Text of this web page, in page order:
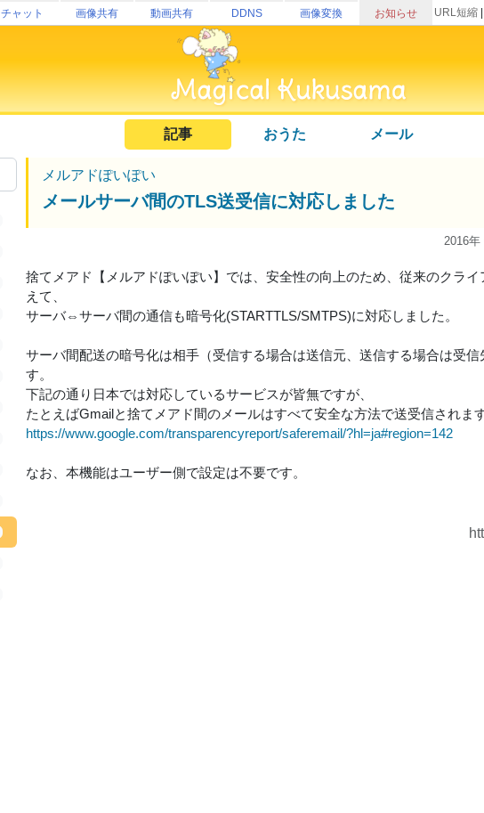
チャット 画像共有 動画共有 DDNS 画像変換 お知らせ URL短縮
記事 おうた メール
メルアドぽいぽい
メールサーバ間のTLS送受信に対応しました
2016年
捨てメアド【メルアドぽいぽい】では、安全性の向上のため、従来のクラ
えて、
サーバ⇔サーバ間の通信も暗号化(STARTTLS/SMTPS)に対応しました。
サーバ間配送の暗号化は相手（受信する場合は送信元、送信する場合は受
す。
下記の通り日本では対応しているサービスが皆無ですが、
たとえばGmailと捨てメアド間のメールはすべて安全な方法で送受信されます
https://www.google.com/transparencyreport/saferemail/?hl=ja#region=142
なお、本機能はユーザー側で設定は不要です。